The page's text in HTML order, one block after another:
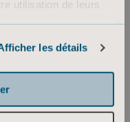
utilisation de leurs
les détails